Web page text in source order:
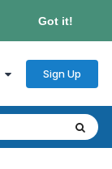
Got it!
Sign Up